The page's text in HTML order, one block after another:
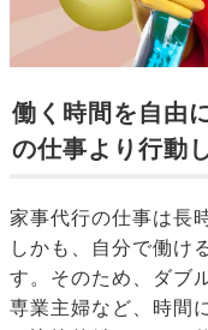
働く時間を自由
の仕事より行動
家事代行の仕事は長
しかも、自分で働け
す。そのため、ダブ
専業主婦など、時間